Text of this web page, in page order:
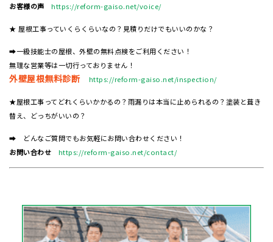
お客様の声
https://reform-gaiso.net/voice/
★ 屋根工事っていくらくらいなの？見積りだけでもいいのかな？
➡一級技能士の屋根、外壁の無料点検をご利用ください！
無理な営業等は一切行っておりません！
外壁屋根無料診断 https://reform-gaiso.net/inspection/
★屋根工事ってどれくらいかかるの？雨漏りは本当に止められるの？塗装と葺き
替え、どっちがいいの？
➡ どんなご質問でもお気軽にお問い合わせください！
お問い合わせ
https://reform-gaiso.net/contact/